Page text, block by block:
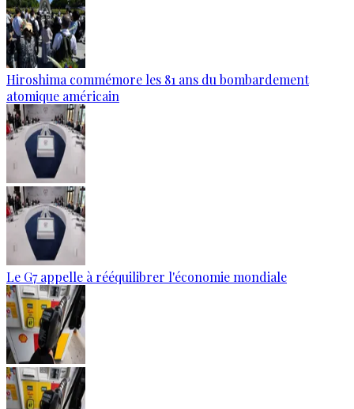
Hiroshima commémore les 81 ans du bombardement
atomique américain
Le G7 appelle à rééquilibrer l'économie mondiale